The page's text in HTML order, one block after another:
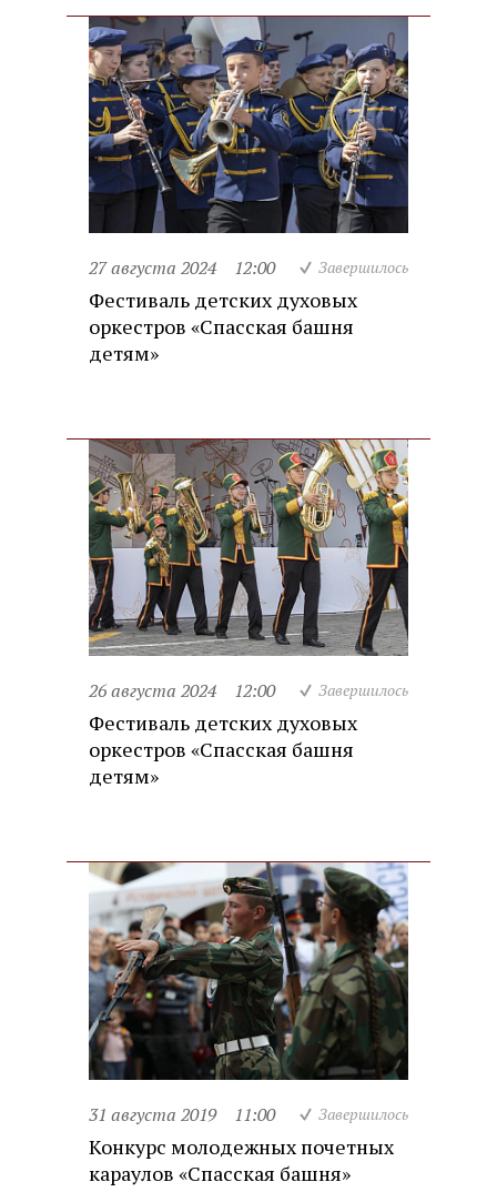
27 августа 2024 12:00 Завершилось
Фестиваль детских духовых
оркестров «Спасская башня
детям»
26 августа 2024 12:00 Завершилось
Фестиваль детских духовых
оркестров «Спасская башня
детям»
31 августа 2019 11:00 Завершилось
Конкурс молодежных почетных
караулов «Спасская башня»